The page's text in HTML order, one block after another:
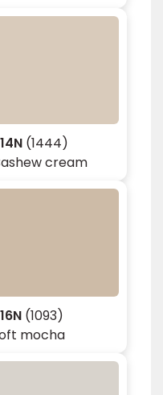
(1444)
cream
(1093)
mocha